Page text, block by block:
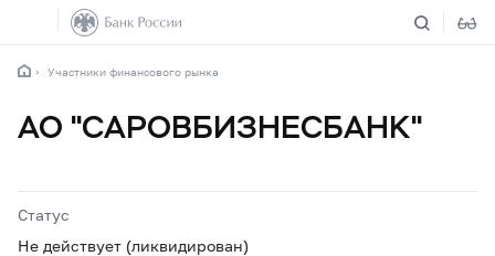
Участники финансового рынка
АО "САРОВБИЗНЕСБАНК"
Статус
Не действует (ликвидирован)